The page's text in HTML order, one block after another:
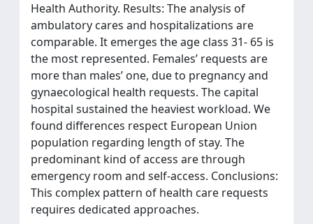
Health Authority. Results: The analysis of
ambulatory cares and hospitalizations are
comparable. It emerges the age class 31- 65 is
the most represented. Females’ requests are
more than males’ one, due to pregnancy and
gynaecological health requests. The capital
hospital sustained the heaviest workload. We
found differences respect European Union
population regarding length of stay. The
predominant kind of access are through
emergency room and self-access. Conclusions:
This complex pattern of health care requests
requires dedicated approaches.